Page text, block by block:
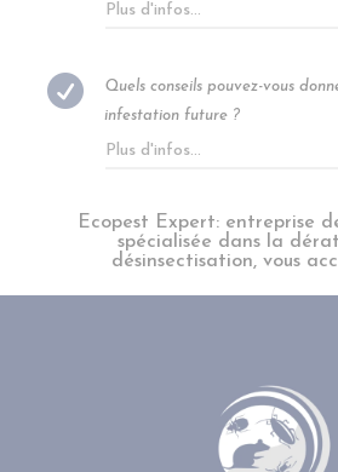
Plus d'infos...

Quels conseils pouvez-vous
infestation future ?
Plus d'infos...
Ecopest Expert: entreprise
spécialisée dans la
désinsectisation, vous